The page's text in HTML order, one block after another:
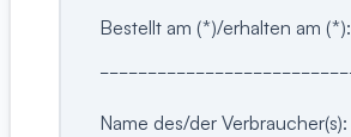
Bestellt am (*)/erhalten am (*):
Name des/der Verbraucher(s):